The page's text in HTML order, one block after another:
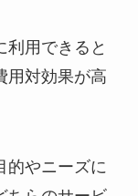
利用できると
用対効果が高
的やニーズに